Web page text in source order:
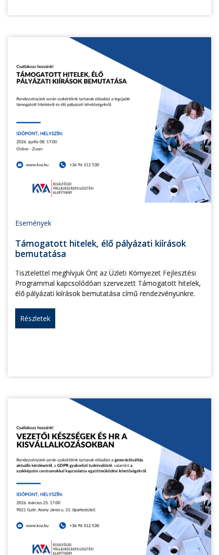
Események
Támogatott hitelek, élő pályázati kiírások
bemutatása
Tisztelettel meghívjuk Önt az Üzleti Környezet Fejlesztési
Programmal kapcsolódóan szervezett Támogatott hitelek,
élő pályázati kiírások bemutatása című rendezvényünkre.
Részletek